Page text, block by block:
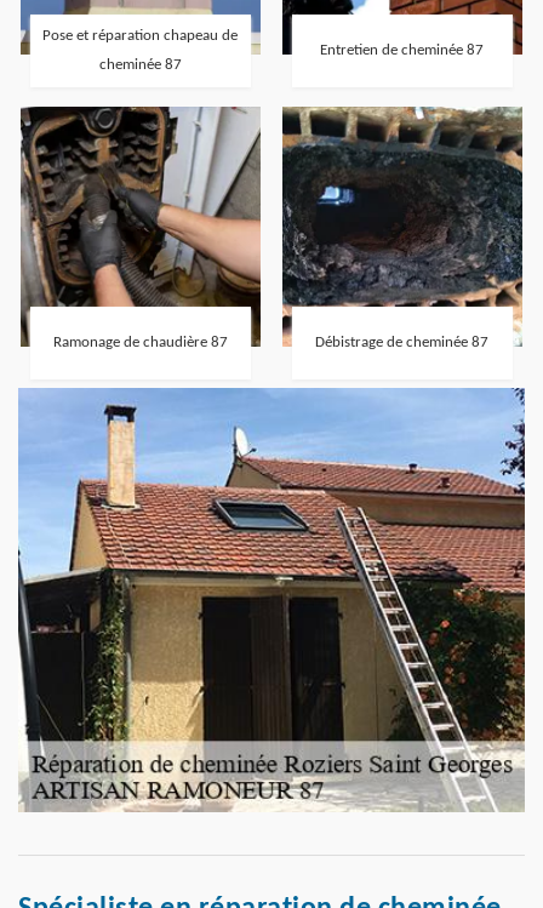
Pose et réparation chapeau de
cheminée 87
Entretien de cheminée 87
Ramonage de chaudière 87 Débistrage de cheminée 87